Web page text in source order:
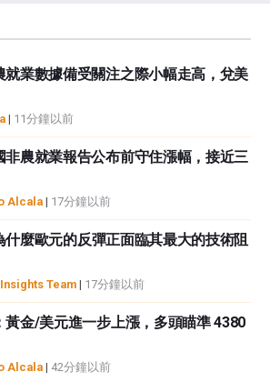
其廣告商的官方政策或立場。作者不對本頁連結的
到，在撰寫本文時，作者在本文中提到的任何股票
中提到的任何公司有業務關係。除了FXStreet，作
的報酬。
和作者將不承擔任何錯誤，遺漏或任何損失，傷害
使用引起的。錯誤和遺漏除外。本文作者和
，本文內容無意提供任何投資建議。
就業數據備受關注之際小幅走高，兌美
| 11分鐘以前
非農就業報告公布前守住漲幅，接近三
Alcala | 17分鐘以前
什麼歐元的反彈正面臨其最大的技術阻
Team | 17分鐘以前
黃金/美元進一步上漲，多頭瞄準 4380
Alcala | 42分鐘以前